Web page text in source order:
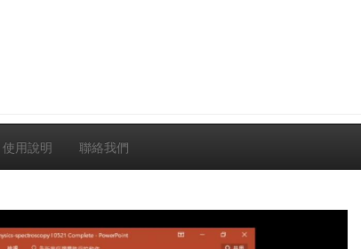
使用說明 聯絡我們